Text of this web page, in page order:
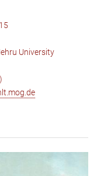
University